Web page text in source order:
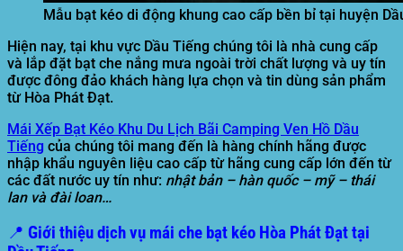
Mẫu bạt kéo di động khung cao cấp bền bỉ tại huyện
Hiện nay, tại khu vực Dầu Tiếng chúng tôi là nhà cung cấp
và lắp đặt bạt che nắng mưa ngoài trời chất lượng và uy tín
được đông đảo khách hàng lựa chọn và tin dùng sản phẩm
từ Hòa Phát Đạt.
Mái Xếp Bạt Kéo Khu Du Lịch Bãi Camping Ven Hồ Dầu
Tiếng của chúng tôi mang đến là hàng chính hãng được
nhập khẩu nguyên liệu cao cấp từ hãng cung cấp lớn đến từ
các đất nước uy tín như: nhật bản – hàn quốc – mỹ – thái
lan và đài loan…
📍 Giới thiệu dịch vụ mái che bạt kéo Hòa Phát Đạt tại